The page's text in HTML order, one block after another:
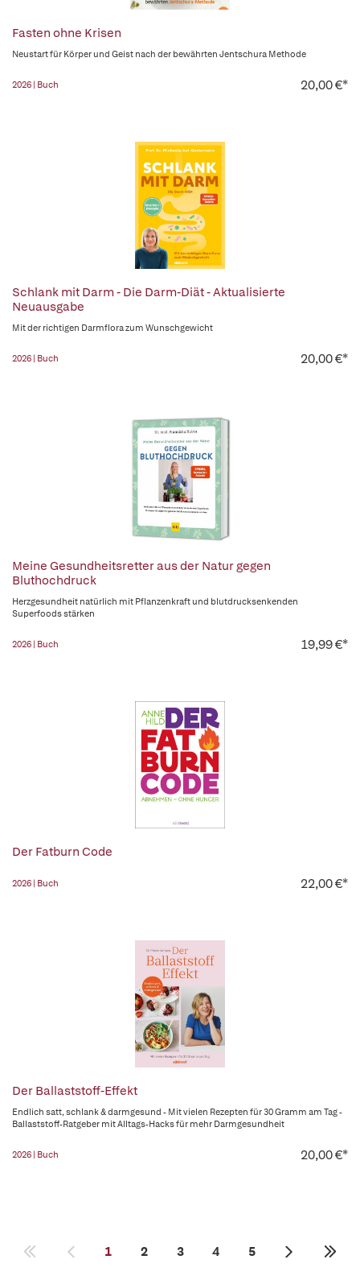
Fasten ohne Krisen
Neustart für Körper und Geist nach der bewährten Jentschura Methode
2026 | Buch 20,00 €*
Schlank mit Darm - Die Darm-Diät - Aktualisierte
Neuausgabe
Mit der richtigen Darmflora zum Wunschgewicht
2026 | Buch 20,00 €*
Meine Gesundheitsretter aus der Natur gegen
Bluthochdruck
Herzgesundheit natürlich mit Pflanzenkraft und blutdrucksenkenden
Superfoods stärken
2026 | Buch 19,99 €*
Der Fatburn Code
2026 | Buch 22,00 €*
Der Ballaststoff-Effekt
Endlich satt, schlank & darmgesund - Mit vielen Rezepten für 30 Gramm am Tag -
Ballaststoff-Ratgeber mit Alltags-Hacks für mehr Darmgesundheit
2026 | Buch 20,00 €*
1 2 3 4 5